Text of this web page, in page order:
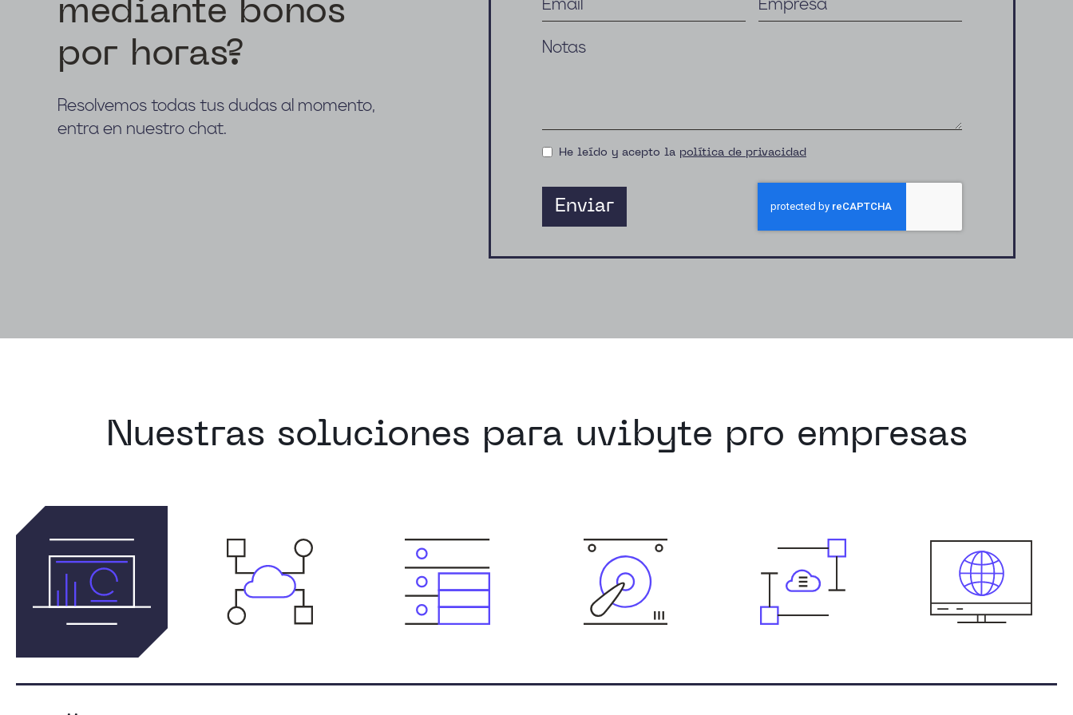
mediante bonos
por horas?
Resolvemos todas tus dudas al momento,
entra en nuestro chat.
He leído y acepto la política de privacidad
Enviar
Nuestras soluciones para uvibyte pro empresas